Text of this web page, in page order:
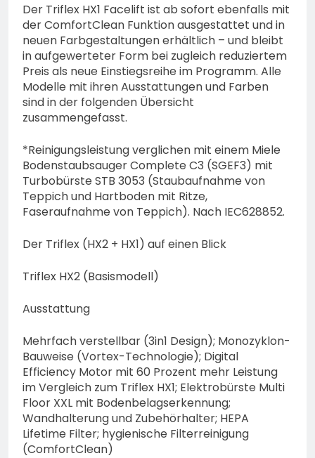
Der Triflex HX1 Facelift ist ab sofort ebenfalls mit
der ComfortClean Funktion ausgestattet und in
neuen Farbgestaltungen erhältlich – und bleibt
in aufgewerteter Form bei zugleich reduziertem
Preis als neue Einstiegsreihe im Programm. Alle
Modelle mit ihren Ausstattungen und Farben
sind in der folgenden Übersicht
zusammengefasst.
*Reinigungsleistung verglichen mit einem Miele
Bodenstaubsauger Complete C3 (SGEF3) mit
Turbobürste STB 3053 (Staubaufnahme von
Teppich und Hartboden mit Ritze,
Faseraufnahme von Teppich). Nach IEC628852.
Der Triflex (HX2 + HX1) auf einen Blick
Triflex HX2 (Basismodell)
Ausstattung
Mehrfach verstellbar (3in1 Design); Monozyklon-
Bauweise (Vortex-Technologie); Digital
Efficiency Motor mit 60 Prozent mehr Leistung
im Vergleich zum Triflex HX1; Elektrobürste Multi
Floor XXL mit Bodenbelagserkennung;
Wandhalterung und Zubehörhalter; HEPA
Lifetime Filter; hygienische Filterreinigung
(ComfortClean)